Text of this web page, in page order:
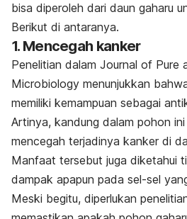
bisa diperoleh dari daun gaharu
Berikut di antaranya.
1. Mencegah kanker
Penelitian dalam Journal of Pure
Microbiology menunjukkan
memiliki kemampuan sebagai
Artinya, kandung dalam pohon
mencegah terjadinya kanker di
Manfaat tersebut juga diketahui
dampak apapun pada sel-sel
Meski begitu, diperlukan